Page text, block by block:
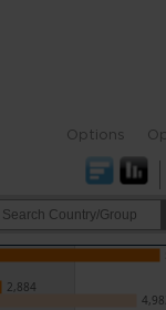
Options
2,884